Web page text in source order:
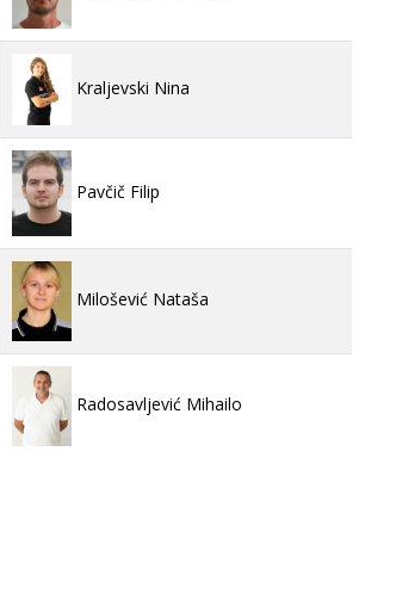
Kraljevski Nina
Pavčič Filip
Milošević Nataša
Radosavljević Mihailo